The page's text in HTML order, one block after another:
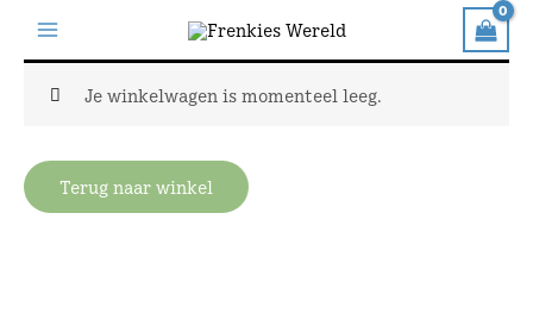
inhoud
Je winkelwagen is momenteel leeg.
Terug naar winkel